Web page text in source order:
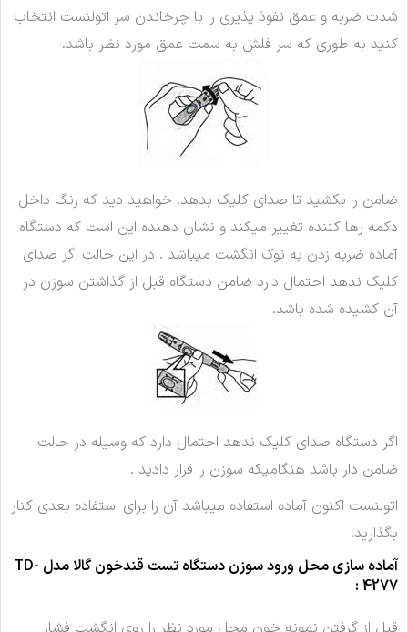
شدت ضربه و عمق نفوذ پذیری را با چرخاندن سر اتولنست انتخاب
کنید به طوری که سر فلش به سمت عمق مورد نظر باشد.
ضامن را بکشید تا صدای کلیک بدهد. خواهید دید که رنگ داخل
دکمه رها کننده تغییر میکند و نشان دهنده این است که دستگاه
آماده ضربه زدن به نوک انگشت میباشد . در این حالت اگر صدای
کلیک ندهد احتمال دارد ضامن دستگاه قبل از گذاشتن سوزن در
آن کشیده شده باشد.
اگر دستگاه صدای کلیک ندهد احتمال دارد که وسیله در حالت
ضامن دار باشد هنگامیکه سوزن را قرار دادید .
اتولنست اکنون آماده استفاده میباشد آن را برای استفاده بعدی کنار
بگذارید.
آماده سازی محل ورود سوزن
دستگاه تست قندخون گالا مدل TD-
4277
: